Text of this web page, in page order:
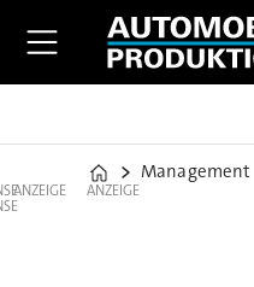
Home
Management
ANZEIGE ANZEIGE